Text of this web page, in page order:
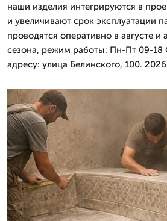
наши изделия интегрируются в
и увеличивают срок эксплуатации
проводятся оперативно в августе и
сезона, режим работы: Пн-Пт 09-
адресу: улица Белинского, 100. 2026